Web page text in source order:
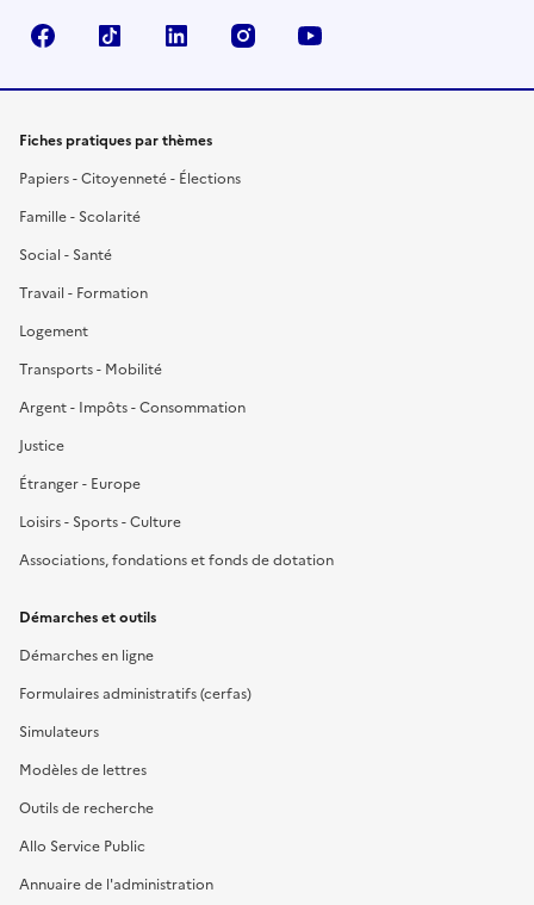
FacebookTikTok LinkedIn Instagram
Fiches pratiques par thèmes
Papiers - Citoyenneté - Élections
Famille - Scolarité
Social - Santé
Travail - Formation
Logement
Transports - Mobilité
Argent - Impôts - Consommation
Justice
Étranger - Europe
Loisirs - Sports - Culture
Associations, fondations et fonds de dotation
Démarches et outils
Démarches en ligne
Formulaires administratifs (cerfas)
Simulateurs
Modèles de lettres
Outils de recherche
Allo Service Public
Annuaire de l'administration